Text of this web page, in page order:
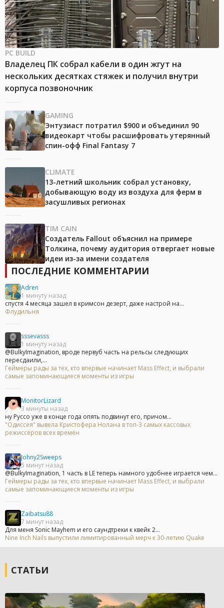
PC BUILD
Владелец ПК собрал кабели в один жгут на
нескольких десятках стяжек и получил внутри
корпуса позвоночник
GAMING
Энтузиаст потратил $900 и объединил 90
видеокарт чтобы расшифровать утерянный
спин-офф Final Fantasy 7
CLIMATE
13-летний школьник собрал установку,
добывающую воду из воздуха для ферм в
засушливых регионах
TIM CAIN
Создатель Fallout объяснил на примере
Толкина, почему аудитория отвергает новые
идеи из-за имени создателя
ПОСЛЕДНИЕ КОММЕНТАРИИ
Adren
1 минуту назад
спустя 4 месяца зашел в кримсон дезерт, даже настрой на...
Флудильня
sssevasss
1 минуту назад
@BulkyImagination, вроде первуб часть на рельсы следующих
пересдаили,...
Геймеры рады за тех, кто впервые начинает Mass Effect, и выбрали
самые запоминающиеся моменты из игры
MonitorLizard
3 минуты назад
ну Руссо уже в конце года опять подвинут его, причом...
"Одиссея" вывела Кристофера Нолана в топ-3 самых кассовых
режиссёров всех времён
Johny2Sweeps
5 минут назад
@BulkyImagination, 1 часть в LE теперь намного удобнее играется чем...
Геймеры рады за тех, кто впервые начинает Mass Effect, и выбрали
самые запоминающиеся моменты из игры
Zaibatsu88
7 минут назад
Для меня Sonic Mayhem и его саундтреки к квейк 2...
Nine Inch Nails выпустили лимитированный мерч к 30-летию Quake
СТАТЬИ